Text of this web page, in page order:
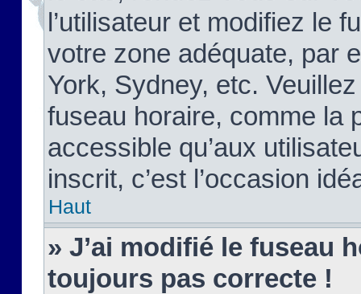
l’utilisateur et modifiez le
votre zone adéquate, par
York, Sydney, etc.
fuseau horaire, comme la
accessible qu’aux
inscrit, c’est l’occasion
Haut
» J’ai modifié le fuseau
toujours pas correcte !